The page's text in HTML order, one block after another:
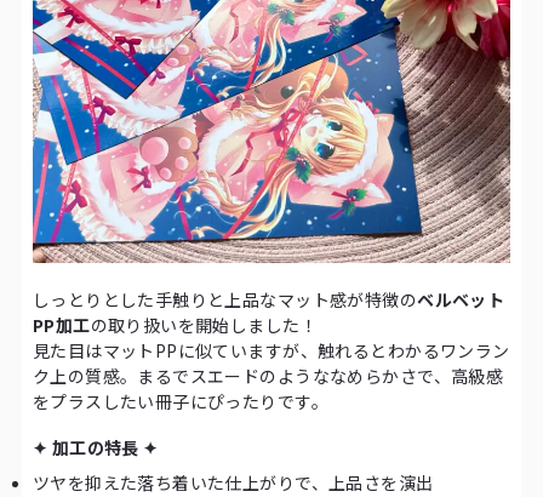
しっとりとした手触りと上品なマット感が特徴のベルベット
PP加工の取り扱いを開始しました！
見た目はマットPPに似ていますが、触れるとわかるワンラン
ク上の質感。まるでスエードのようななめらかさで、高級感
をプラスしたい冊子にぴったりです。
✦ 加工の特長 ✦
ツヤを抑えた落ち着いた仕上がりで、上品さを演出